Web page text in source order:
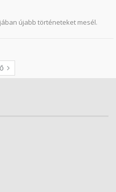
újabb történeteket mesél.